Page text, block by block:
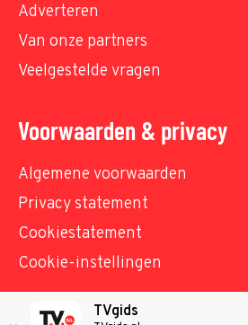
Adverteren
Van onze partners
Veelgestelde vragen
Voorwaarden & privacy
Algemene voorwaarden
Privacy statement
Cookiestatement
Cookie-instellingen
TVgids